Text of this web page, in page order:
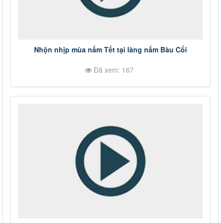
Nhộn nhịp mùa nấm Tết tại làng nấm Bàu Cối
Đã xem: 167